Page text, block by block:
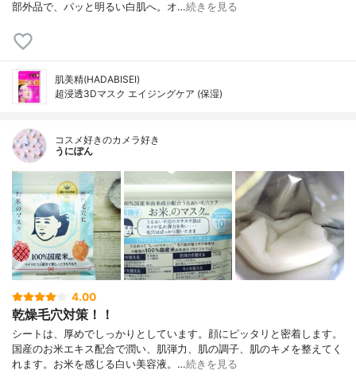
部外品で、パッと明るい白肌へ。オ…続きを見る
肌美精(HADABISEI)
超浸透3Dマスク エイジングケア (保湿)
コスメ好きのカメラ好き
うにぽん
4.00
乾燥毛穴対策！！
シートは、厚めでしっかりとしています。顔にピッタリと密着します。
国産のお米エキス配合で潤い、肌弾力、肌の調子、肌のキメを整えてく
れます。お米を感じる白い美容液。…続きを見る